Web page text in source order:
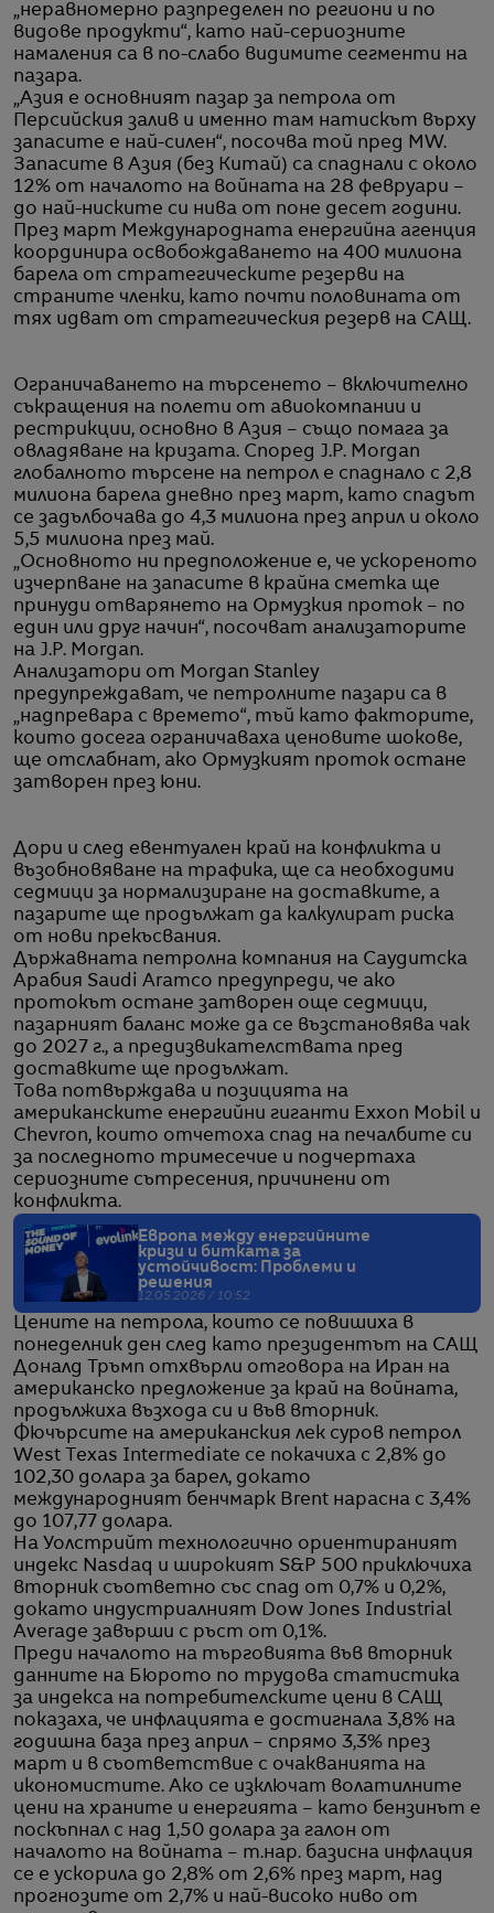
„неравномерно разпределен по региони и по
видове продукти“, като най-сериозните
намаления са в по-слабо видимите сегменти на
пазара.
„Азия е основният пазар за петрола от
Персийския залив и именно там натискът върху
запасите е най-силен“, посочва той пред MW.
Запасите в Азия (без Китай) са спаднали с около
12% от началото на войната на 28 февруари –
до най-ниските си нива от поне десет години.
През март Международната енергийна агенция
координира освобождаването на 400 милиона
барела от стратегическите резерви на
страните членки, като почти половината от
тях идват от стратегическия резерв на САЩ.
Ограничаването на търсенето – включително
съкращения на полети от авиокомпании и
рестрикции, основно в Азия – също помага за
овладяване на кризата. Според J.P. Morgan
глобалното търсене на петрол е спаднало с 2,8
милиона барела дневно през март, като спадът
се задълбочава до 4,3 милиона през април и около
5,5 милиона през май.
„Основното ни предположение е, че ускореното
изчерпване на запасите в крайна сметка ще
принуди отварянето на Ормузкия проток – по
един или друг начин“, посочват анализаторите
на J.P. Morgan.
Анализатори от Morgan Stanley
предупреждават, че петролните пазари са в
„надпревара с времето“, тъй като факторите,
които досега ограничаваха ценовите шокове,
ще отслабнат, ако Ормузкият проток остане
затворен през юни.
Дори и след евентуален край на конфликта и
възобновяване на трафика, ще са необходими
седмици за нормализиране на доставките, а
пазарите ще продължат да калкулират риска
от нови прекъсвания.
Държавната петролна компания на Саудитска
Арабия Saudi Aramco предупреди, че ако
протокът остане затворен още седмици,
пазарният баланс може да се възстановява чак
до 2027 г., а предизвикателствата пред
доставките ще продължат.
Това потвърждава и позицията на
американските енергийни гиганти Exxon Mobil и
Chevron, които отчетоха спад на печалбите си
за последното тримесечие и подчертаха
сериозните сътресения, причинени от
конфликта.
Европа между енергийните
кризи и битката за
устойчивост: Проблеми и
решения
12.05.2026 / 10:52
Цените на петрола, които се повишиха в
понеделник ден след като президентът на САЩ
Доналд Тръмп отхвърли отговора на Иран на
американско предложение за край на войната,
продължиха възхода си и във вторник.
Фючърсите на американския лек суров петрол
West Texas Intermediate се покачиха с 2,8% до
102,30 долара за барел, докато
международният бенчмарк Brent нарасна с 3,4%
до 107,77 долара.
На Уолстрийт технологично ориентираният
индекс Nasdaq и широкият S&P 500 приключиха
вторник съответно със спад от 0,7% и 0,2%,
докато индустриалният Dow Jones Industrial
Average завърши с ръст от 0,1%.
Преди началото на търговията във вторник
данните на Бюрото по трудова статистика
за индекса на потребителските цени в САЩ
показаха, че инфлацията е достигнала 3,8% на
годишна база през април – спрямо 3,3% през
март и в съответствие с очакванията на
икономистите. Ако се изключат волатилните
цени на храните и енергията – като бензинът е
поскъпнал с над 1,50 долара за галон от
началото на войната – т.нар. базисна инфлация
се е ускорила до 2,8% от 2,6% през март, над
прогнозите от 2,7% и най-високо ниво от